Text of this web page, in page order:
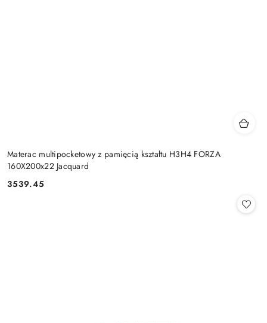
Materac multipocketowy z pamięcią kształtu H3H4 FORZA
160X200x22 Jacquard
Cena:
3539.45